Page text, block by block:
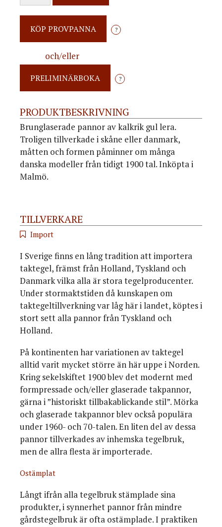
?
och/eller
?
PRODUKTBESKRIVNING
Brunglaserade pannor av kalkrik gul lera.
Troligen tillverkade i skåne eller danmark,
måtten och formen påminner om många
danska modeller från tidigt 1900 tal. Inköpta i
Malmö.
TILLVERKARE
Import
I Sverige finns en lång tradition att importera
taktegel, främst från Holland, Tyskland och
Danmark vilka alla är stora tegelproducenter.
Under stormaktstiden då kunskapen om
taktegeltillverkning var låg här i landet, köptes i
stort sett alla pannor från Tyskland och
Holland.
På kontinenten har variationen av taktegel
alltid varit mycket större än här uppe i Norden.
Kring sekelskiftet 1900 blev det modernt med
formpressade och/eller glaserade takpannor,
gärna i ”historiskt tillbakablickande stil”. Mörka
och glaserade takpannor blev också populära
under 1960- och 70-talen. En liten del av dessa
pannor tillverkades av inhemska tegelbruk,
men de allra flesta är importerade.
Ostämplat
Långt ifrån alla tegelbruk stämplade sina
produkter, i synnerhet pannor från mindre
gårdstegelbruk är ofta ostämplade. I praktiken